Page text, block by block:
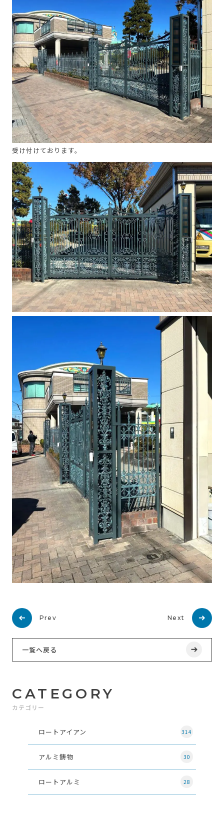
受け付けております。
Prev Next
一覧へ戻る
CATEGORY
カテゴリー
ロートアイアン 314
アルミ鋳物 30
ロートアルミ 28